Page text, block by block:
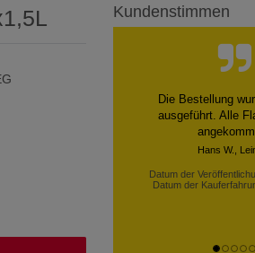
Kundenstimmen
Die Bestellung
ausgeführt. Alle
Hans W.,
Datum der
Datum der